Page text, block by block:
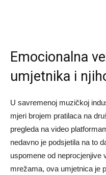
Emocionalna
umjetnika i
U savremenoj muzičkoj
mjeri brojem pratilaca na
pregleda na video
nedavno je podsjetila na to
uspomene od neprocjenjive
mrežama, ova umjetnica je